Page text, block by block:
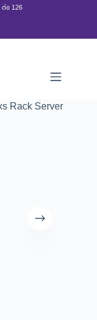
ต่อ 126